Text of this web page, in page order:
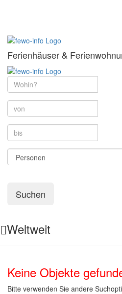
Ferienhäuser &
Suchen
Weltweit
Keine Objekte
Bitte verwenden Sie andere